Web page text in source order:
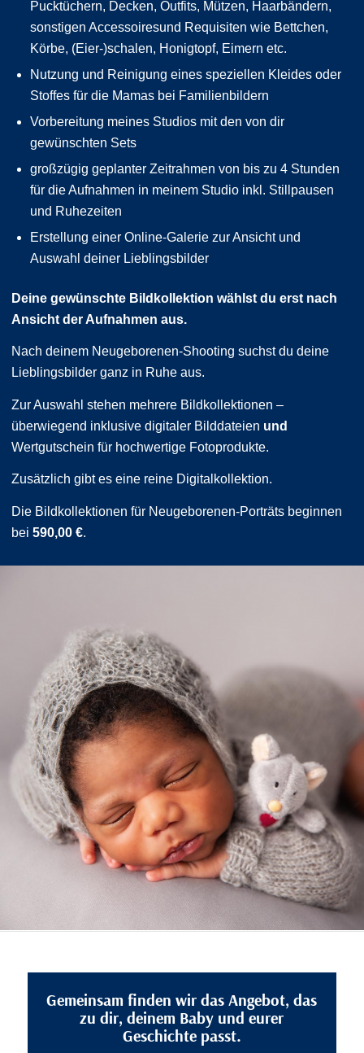
Pucktüchern, Decken, Outfits, Mützen, Haarbändern,
sonstigen Accessoiresund Requisiten wie Bettchen,
Körbe, (Eier-)schalen, Honigtopf, Eimern etc.
Nutzung und Reinigung eines speziellen Kleides oder
Stoffes für die Mamas bei Familienbildern
Vorbereitung meines Studios mit den von dir
gewünschten Sets
großzügig geplanter Zeitrahmen von bis zu 4 Stunden
für die Aufnahmen in meinem Studio inkl. Stillpausen
und Ruhezeiten
Erstellung einer Online-Galerie zur Ansicht und
Auswahl deiner Lieblingsbilder
Deine gewünschte Bildkollektion wählst du erst nach
Ansicht der Aufnahmen aus.
Nach deinem Neugeborenen-Shooting suchst du deine
Lieblingsbilder ganz in Ruhe aus.
Zur Auswahl stehen mehrere Bildkollektionen –
überwiegend inklusive digitaler Bilddateien und
Wertgutschein für hochwertige Fotoprodukte.
Zusätzlich gibt es eine reine Digitalkollektion.
Die Bildkollektionen für Neugeborenen-Porträts beginnen
bei 590,00 €.
Gemeinsam finden wir das Angebot, das
zu dir, deinem Baby und eurer
Geschichte passt.